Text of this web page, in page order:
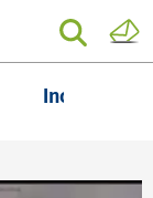
Inchieste